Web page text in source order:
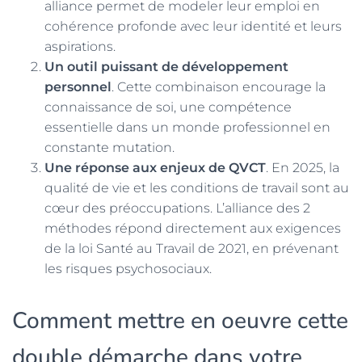
alliance permet de modeler leur emploi en
cohérence profonde avec leur identité et leurs
aspirations.
Un outil puissant de développement
personnel. Cette combinaison encourage la
connaissance de soi, une compétence
essentielle dans un monde professionnel en
constante mutation.
Une réponse aux enjeux de QVCT. En 2025, la
qualité de vie et les conditions de travail sont au
cœur des préoccupations. L’alliance des 2
méthodes répond directement aux exigences
de la loi Santé au Travail de 2021, en prévenant
les risques psychosociaux.
Comment mettre en oeuvre cette